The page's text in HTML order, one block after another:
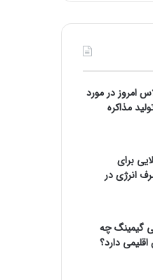
امروز در مورد
مذاکره
برای
انرژی در
گیمینگ چه
اقلیمی دارد؟